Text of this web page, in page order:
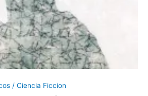
/ Ciencia Ficcion